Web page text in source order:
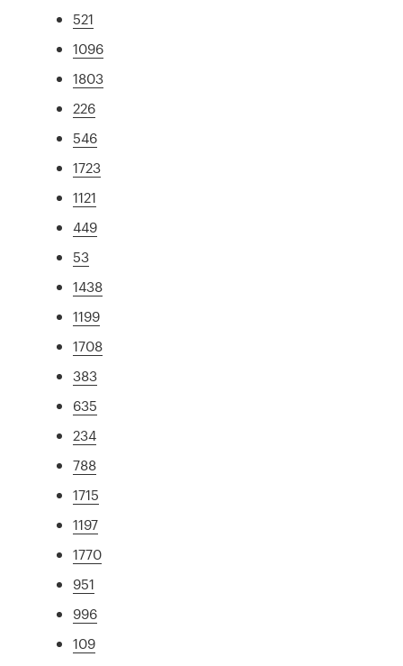
521
1096
1803
226
546
1723
1121
449
53
1438
1199
1708
383
635
234
788
1715
1197
1770
951
996
109